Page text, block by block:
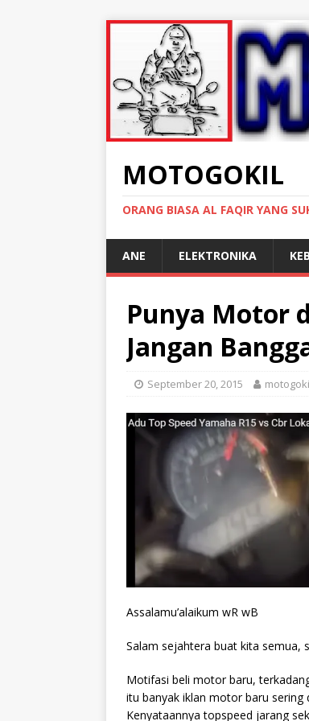
MOTOGOKIL
ORANG BIASA AL FAQIR YANG
ANE ELEKTRONIKA
Punya Motor
Jangan
September 20, 2015
Assalamu’alaikum wR wB
Salam sejahtera buat kita semua,
Motifasi beli motor baru,
itu banyak iklan motor baru
Kenyataannya topspeed jarang